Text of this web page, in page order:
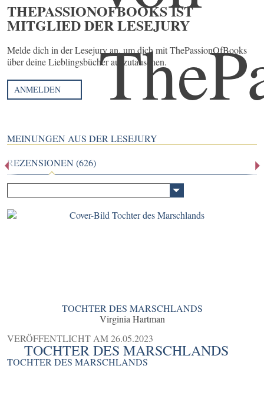
THEPASSIONOFBOOKS IST
MITGLIED DER LESEJURY
Melde dich in der Lesejury an, um dich mit ThePassionOfBooks
über deine Lieblingsbücher auszutauschen.
ANMELDEN
MEINUNGEN AUS DER LESEJURY
REZENSIONEN (626)
TOCHTER DES MARSCHLANDS
Virginia Hartman
VERÖFFENTLICHT AM26.05.2023
TOCHTER DES MARSCHLANDS
TOCHTER DES MARSCHLANDS